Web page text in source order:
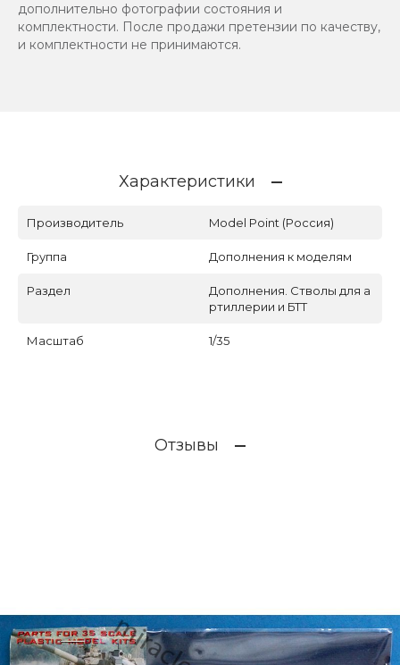
дополнительно фотографии состояния и
комплектности. После продажи претензии по качеству,
и комплектности не принимаются.
Характеристики
Производитель Model Point (Россия)
Группа Дополнения к моделям
Раздел
Дополнения. Стволы для а
ртиллерии и БТТ
Масштаб 1/35
Отзывы